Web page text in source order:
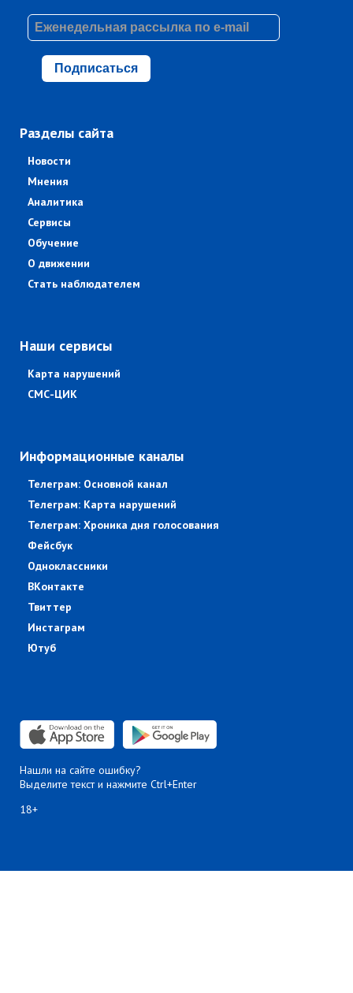
Подписаться
Разделы сайта
Новости
Мнения
Аналитика
Сервисы
Обучение
О движении
Стать наблюдателем
Наши сервисы
Карта нарушений
СМС-ЦИК
Информационные каналы
Телеграм: Основной канал
Телеграм: Карта нарушений
Телеграм: Хроника дня голосования
Фейсбук
Одноклассники
ВКонтакте
Твиттер
Инстаграм
Ютуб
Нашли на сайте ошибку?
Выделите текст и нажмите Ctrl+Enter
18+